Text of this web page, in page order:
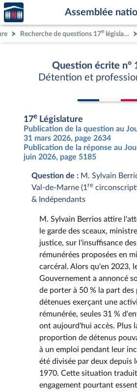
Aller au contenu
Aller en bas de la page
Accèder
à la
page
d'accueil
Assemblée
Recherche de questions 17e législature
Question écrite n°
Détention et
17e Législature
Publication de la question au
31 mars 2026, page 2634
Publication de la réponse au
juin 2026, page 5185
Question de : M. Sylvain
Val-de-Marne (1 re
& Indépendants
M. Sylvain Berrios attire
le garde des sceaux,
justice, sur l'insuffisance
rémunérées proposées en
carcéral. Alors qu'en 2023,
Gouvernement a annoncé
de porter à 50 % la part des
détenues exerçant une
rémunérée, seules 31 %
ont aujourd'hui accès. Plus
proportion de détenus
à un emploi pendant leur
été divisée par deux depuis
1970. Cette situation
engagement pourtant